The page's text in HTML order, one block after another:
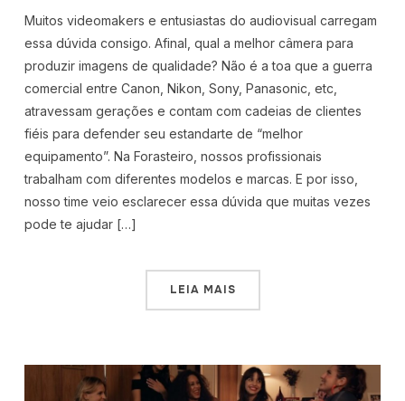
Muitos videomakers e entusiastas do audiovisual carregam
essa dúvida consigo. Afinal, qual a melhor câmera para
produzir imagens de qualidade? Não é a toa que a guerra
comercial entre Canon, Nikon, Sony, Panasonic, etc,
atravessam gerações e contam com cadeias de clientes
fiéis para defender seu estandarte de “melhor
equipamento”. Na Forasteiro, nossos profissionais
trabalham com diferentes modelos e marcas. E por isso,
nosso time veio esclarecer essa dúvida que muitas vezes
pode te ajudar […]
LEIA MAIS